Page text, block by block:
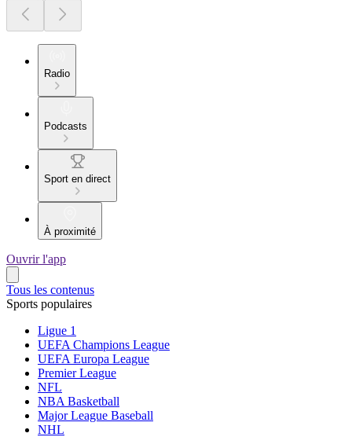
Radio
Podcasts
Sport en direct
À proximité
Ouvrir l'app
Tous les contenus
Sports populaires
Ligue 1
UEFA Champions League
UEFA Europa League
Premier League
NFL
NBA Basketball
Major League Baseball
NHL